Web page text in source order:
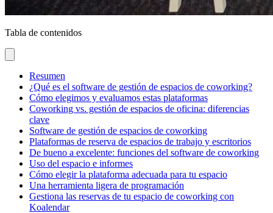
Tabla de contenidos
Resumen
¿Qué es el software de gestión de espacios de coworking?
Cómo elegimos y evaluamos estas plataformas
Coworking vs. gestión de espacios de oficina: diferencias
clave
Software de gestión de espacios de coworking
Plataformas de reserva de espacios de trabajo y escritorios
De bueno a excelente: funciones del software de coworking
Uso del espacio e informes
Cómo elegir la plataforma adecuada para tu espacio
Una herramienta ligera de programación
Gestiona las reservas de tu espacio de coworking con
Koalendar